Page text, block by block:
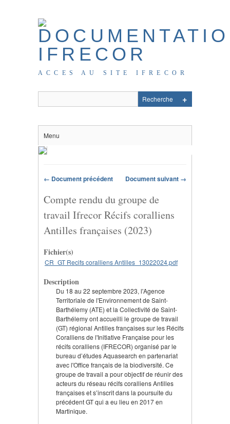
ACCES AU SITE IFRECOR
Menu
← Document précédent Document suivant →
Compte rendu du groupe de
travail Ifrecor Récifs coralliens
Antilles françaises (2023)
Fichier(s)
CR_GT Recifs coralliens Antilles_13022024.pdf
Description
Du 18 au 22 septembre 2023, l'Agence
Territoriale de l'Environnement de Saint-
Barthélemy (ATE) et la Collectivité de Saint-
Barthélemy ont accueilli le groupe de travail
(GT) régional Antilles françaises sur les Récifs
Coralliens de l'Initiative Française pour les
récifs coralliens (IFRECOR) organisé par le
bureau d’études Aquasearch en partenariat
avec l'Office français de la biodiversité. Ce
groupe de travail a pour objectif de réunir des
acteurs du réseau récifs coralliens Antilles
françaises et s’inscrit dans la poursuite du
précédent GT qui a eu lieu en 2017 en
Martinique.